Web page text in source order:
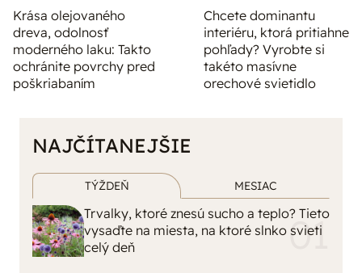
Krása olejovaného
dreva, odolnosť
moderného laku: Takto
ochránite povrchy pred
poškriabaním
Chcete dominantu
interiéru, ktorá pritiahne
pohľady? Vyrobte si
takéto masívne
orechové svietidlo
NAJČÍTANEJŠIE
TÝŽDEŇ MESIAC
Trvalky, ktoré znesú sucho a teplo? Tieto
vysaďte na miesta, na ktoré slnko svieti
celý deň